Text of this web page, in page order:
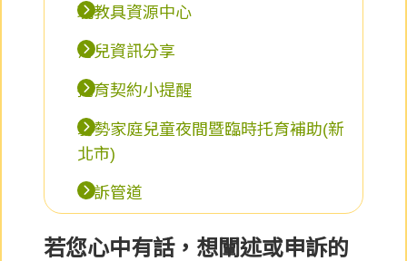
玩教具資源中心
育兒資訊分享
托育契約小提醒
弱勢家庭兒童夜間暨臨時托育補助(新
北市)
申訴管道
若您心中有話，想闡述或申訴的